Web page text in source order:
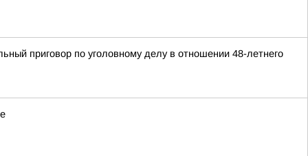
приговор по уголовному делу в отношении 48-летнего